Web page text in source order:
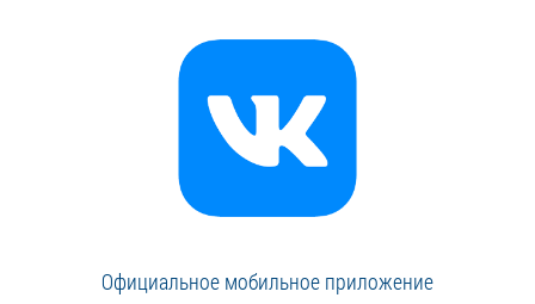
Официальное мобильное приложение